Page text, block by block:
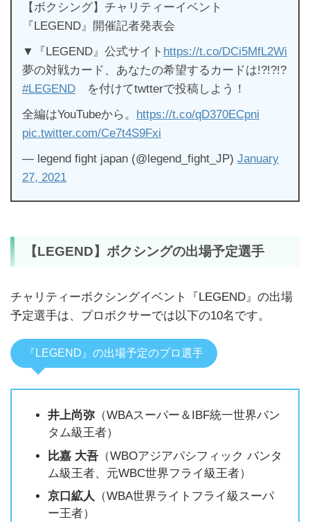
【ボクシング】チャリティーイベント
『LEGEND』開催記者発表会
▼『LEGEND』公式サイト https://t.co/DCi5MfL2Wi
夢の対戦カード、あなたの希望するカードは!?!?!?
#LEGEND を付けてtwtterで投稿しよう！
全編はYouTubeから。
https://t.co/qD370ECpni
pic.twitter.com/Ce7t4S9Fxi
— legend fight japan (@legend_fight_JP) January
27, 2021
【LEGEND】ボクシングの出場予定選手
チャリティーボクシングイベント『LEGEND』の出場
予定選手は、プロボクサーでは以下の10名です。
『LEGEND』の出場予定のプロ選手
井上尚弥 （WBAスーパー＆IBF統一世界バン
タム級王者）
比嘉 大吾 （WBOアジアパシフィック バンタ
ム級王者、元WBC世界フライ級王者）
京口絋人 （WBA世界ライトフライ級スーパ
ー王者）